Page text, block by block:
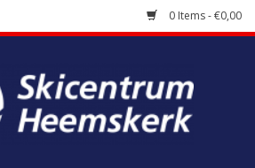
0 Items - €0,00